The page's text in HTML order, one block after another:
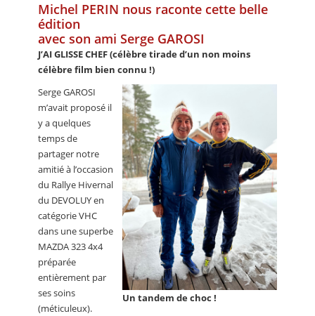
Michel PERIN nous raconte cette belle
édition
avec son ami Serge GAROSI
J’AI GLISSE CHEF (célèbre tirade d’un non moins
célèbre film bien connu !)
Un tandem de choc !
Serge GAROSI
m’avait proposé il
y a quelques
temps de
partager notre
amitié à l’occasion
du Rallye Hivernal
du DEVOLUY en
catégorie VHC
dans une superbe
MAZDA 323 4x4
préparée
entièrement par
ses soins
(méticuleux).